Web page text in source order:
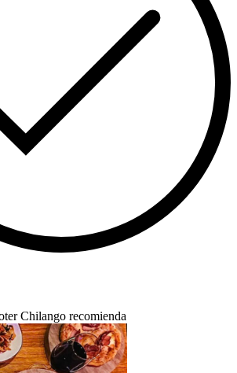
Chilango recomienda